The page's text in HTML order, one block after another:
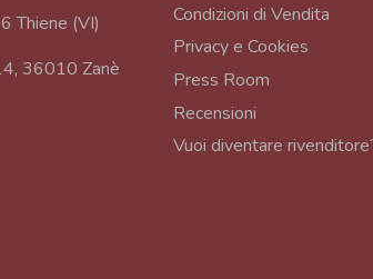
Thiene (VI)
36010 Zanè
Condizioni di Vendita
Privacy e Cookies
Press Room
Recensioni
Vuoi diventare